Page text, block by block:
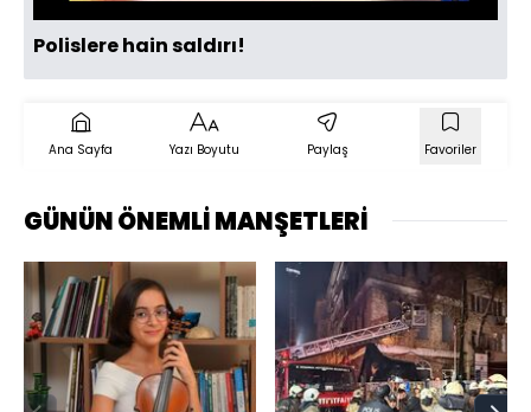
Polislere hain saldırı!
Ana Sayfa Yazı Boyutu Paylaş Favoriler
GÜNÜN ÖNEMLİ MANŞETLERİ